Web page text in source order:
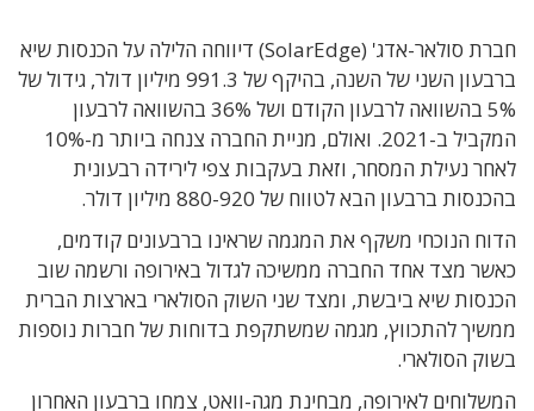
חברת סולאר-אדג' (SolarEdge) דיווחה הלילה על הכנסות שיא
ברבעון השני של השנה, בהיקף של 991.3 מיליון דולר, גידול של
5% בהשוואה לרבעון הקודם ושל 36% בהשוואה לרבעון
המקביל ב-2021. ואולם, מניית החברה צנחה ביותר מ-10%
לאחר נעילת המסחר, וזאת בעקבות צפי לירידה רבעונית
בהכנסות ברבעון הבא לטווח של 880-920 מיליון דולר.
הדוח הנוכחי משקף את המגמה שראינו ברבעונים קודמים,
כאשר מצד אחד החברה ממשיכה לגדול באירופה ורשמה שוב
הכנסות שיא ביבשת, ומצד שני השוק הסולארי בארצות הברית
ממשיך להתכווץ, מגמה שמשתקפת בדוחות של חברות נוספות
בשוק הסולארי.
המשלוחים לאירופה, מבחינת מגה-וואט, צמחו ברבעון האחרון